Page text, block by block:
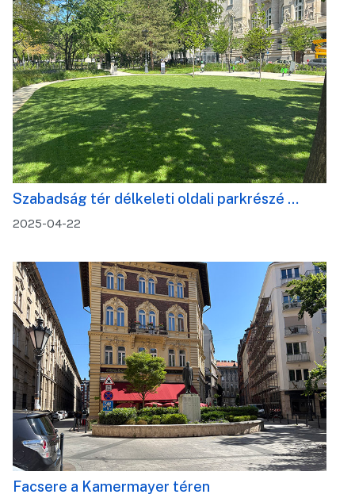
Szabadság tér délkeleti oldali parkrészé …
2025-04-22
Facsere a Kamermayer téren